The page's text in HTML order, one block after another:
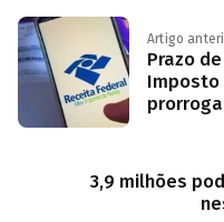
Artigo
Prazo
Imposto
3,9 milhões